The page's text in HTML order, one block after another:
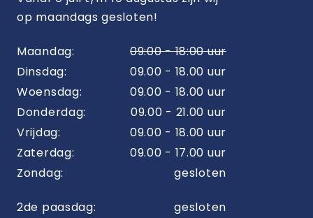
op maandags gesloten!
Maandag:
09:00 - 18:00 uur
Dinsdag:
09.00 - 18.00 uur
Woensdag:
09.00 - 18.00 uur
Donderdag:
09.00 - 21.00 uur
Vrijdag:
09.00 - 18.00 uur
Zaterdag:
09.00 - 17.00 uur
Zondag:
gesloten
2de paasdag:
gesloten